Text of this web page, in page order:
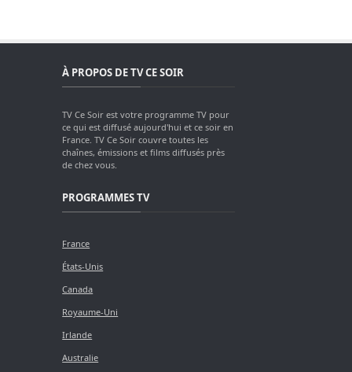
À PROPOS DE TV CE SOIR
TV Ce Soir est votre programme TV pour
ce qui est diffusé aujourd'hui et ce soir en
France. TV Ce Soir couvre toutes les
chaînes, émissions et films diffusés près
de chez vous.
PROGRAMMES TV
France
États-Unis
Canada
Royaume-Uni
Irlande
Australie